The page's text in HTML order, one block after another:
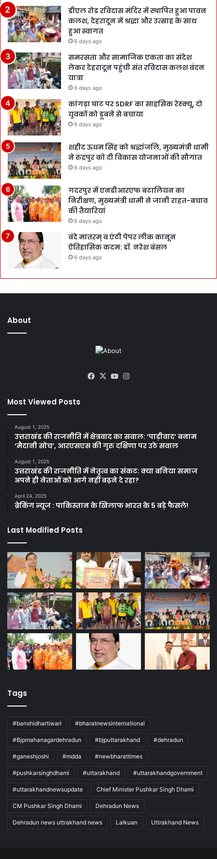
डीएल रोड रविदास मंदिर में स्थापित हुआ पावन
कलश, देहरादून में श्रद्धा और उत्साह के साथ
हुआ स्वागत
6 days ago
समरसता और सामाजिक एकता का संदेश
लेकर देहरादून पहुंची संत रविदास कलश वंदन
यात्रा
6 days ago
कांगड़ा घाट पर SDRF का साहसिक रेस्क्यू, दो
युवकों को डूबने से बचाया
6 days ago
शहीद ऊधम सिंह को श्रद्धांजलि, मुख्यमंत्री धामी
ने रुद्रपुर को दी विकास योजनाओं की सौगात
6 days ago
गदरपुर में एनडीआरएफ बटालियन का
निरीक्षण, मुख्यमंत्री धामी ने जानी राहत-बचाव
की तैयारियां
6 days ago
वंदे मातरम् व एंटी पेपर लीक कानून
ऐतिहासिक कदम: डॉ. नरेश बंसल
6 days ago
About
Facebook
X YouTube
Most Viewed Posts
August 1, 2025
उत्तराखंड की राजनीति में क्षेत्रवाद का सवाल: ‘पाड़ीवाद’ बनाम
‘मैदानी सोच’, आरएसएस की गुरु दक्षिणा पर उठे सवाल
August 1, 2025
उत्तराखंड की राजनीति में नेतृत्व का संकट: क्या बनिया समाज
अपने ही नेताओं को आगे नहीं बढ़ने दे रहा?
April 24, 2025
ब्रेकिंग न्यूज : पाकिस्तान के खिलाफ भारत के 5 बड़े फैसले!
Last Modified Posts
Tags
#banshidhartiwari #bharatnewsinternational
#Bjpmahanagardehradun #bjputtarakhand #dehradun
#ganeshjoshi #mdda #newbharattimes
#pushkarsinghdhami #uttarakhand #uttarakhandgovernment
#uttarakhandnewsupdate Chief Minister Pushkar Singh Dhami
CM Pushkar Singh Dhami Dehradun News
Dehradun news uttrakhand news Lalkuan Uttrakhand News